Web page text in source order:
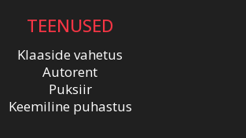
TEENUSED
Klaaside vahetus
Autorent
Puksiir
Keemiline puhastus